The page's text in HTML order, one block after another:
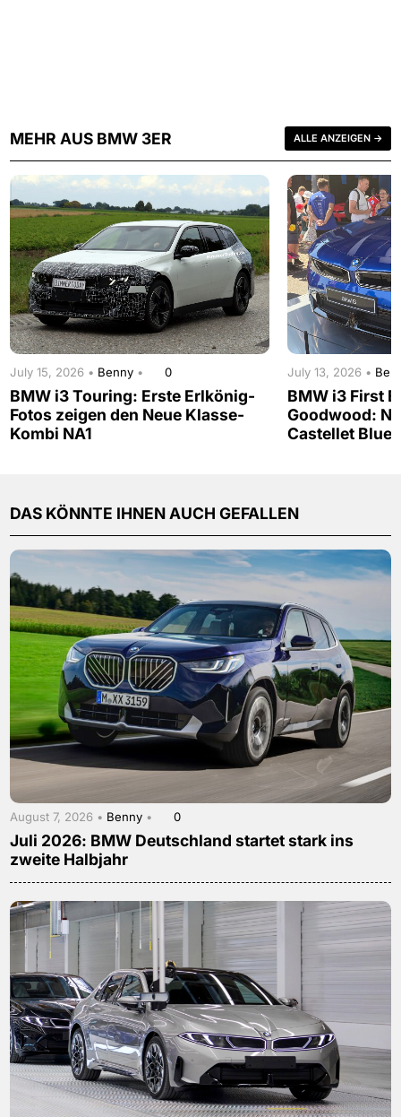
MEHR AUS BMW 3ER ALLE ANZEIGEN →
July 15, 2026 • Benny • 0
BMW i3 Touring: Erste Erlkönig-
Fotos zeigen den Neue Klasse-
Kombi NA1
July 13, 2026 •
BMW i3 First
Goodwood:
Castellet Blue
DAS KÖNNTE IHNEN AUCH GEFALLEN
August 7, 2026 • Benny • 0
Juli 2026: BMW Deutschland startet stark ins
zweite Halbjahr